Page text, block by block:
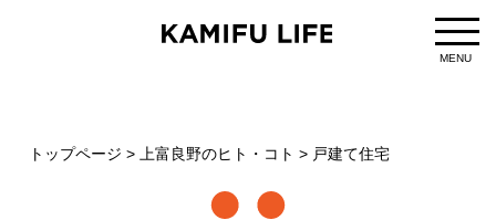
MENU
トップページ >上富良野のヒト・コト > 戸建て住宅